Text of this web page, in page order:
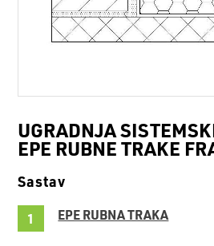
UGRADNJA
EPE RUBNE TRAKE
Sastav
EPE RUBNA TRAKA